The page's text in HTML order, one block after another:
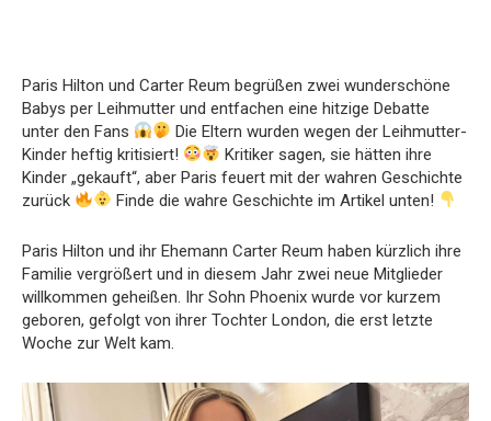
Paris Hilton und Carter Reum begrüßen zwei wunderschöne
Babys per Leihmutter und entfachen eine hitzige Debatte
unter den Fans
Die Eltern wurden wegen der Leihmutter-
Kinder heftig kritisiert!
Kritiker sagen, sie hätten ihre
Kinder „gekauft“, aber Paris feuert mit der wahren Geschichte
zurück
Finde die wahre Geschichte im Artikel unten!
Paris Hilton und ihr Ehemann Carter Reum haben kürzlich ihre
Familie vergrößert und in diesem Jahr zwei neue Mitglieder
willkommen geheißen. Ihr Sohn Phoenix wurde vor kurzem
geboren, gefolgt von ihrer Tochter London, die erst letzte
Woche zur Welt kam.